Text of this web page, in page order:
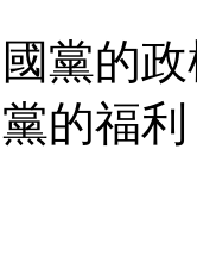
黨的
的福利